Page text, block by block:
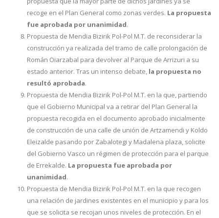
recoge en el Plan General como zonas verdes. La propuesta
fue aprobada por unanimidad.
Propuesta de Mendia Bizirik Pol-Pol M.T. de reconsiderar la
construcción ya realizada del tramo de calle prolongación de
Román Oiarzabal para devolver al Parque de Arrizuri a su
estado anterior. Tras un intenso debate, la propuesta no
resultó aprobada.
Propuesta de Mendia Bizirik Pol-Pol M.T. en la que, partiendo
que el Gobierno Municipal va a retirar del Plan General la
propuesta recogida en el documento aprobado inicialmente
de construcción de una calle de unión de Artzamendi y Koldo
Eleizalde pasando por Zabalotegi y Madalena plaza, solicite
del Gobierno Vasco un régimen de protección para el parque
de Errekalde. La propuesta fue aprobada por
unanimidad.
Propuesta de Mendia Bizirik Pol-Pol M.T. en la que recogen
una relación de jardines existentes en el municipio y para los
que se solicita se recojan unos niveles de protección. En el